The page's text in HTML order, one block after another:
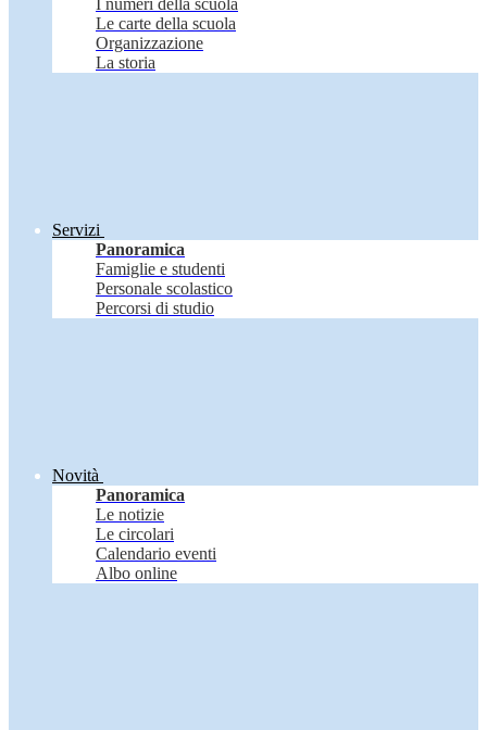
I numeri della scuola
Le carte della scuola
Organizzazione
La storia
Servizi
Panoramica
Famiglie e studenti
Personale scolastico
Percorsi di studio
Novità
Panoramica
Le notizie
Le circolari
Calendario eventi
Albo online